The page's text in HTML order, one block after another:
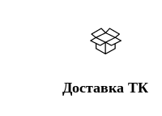
Доставка ТК